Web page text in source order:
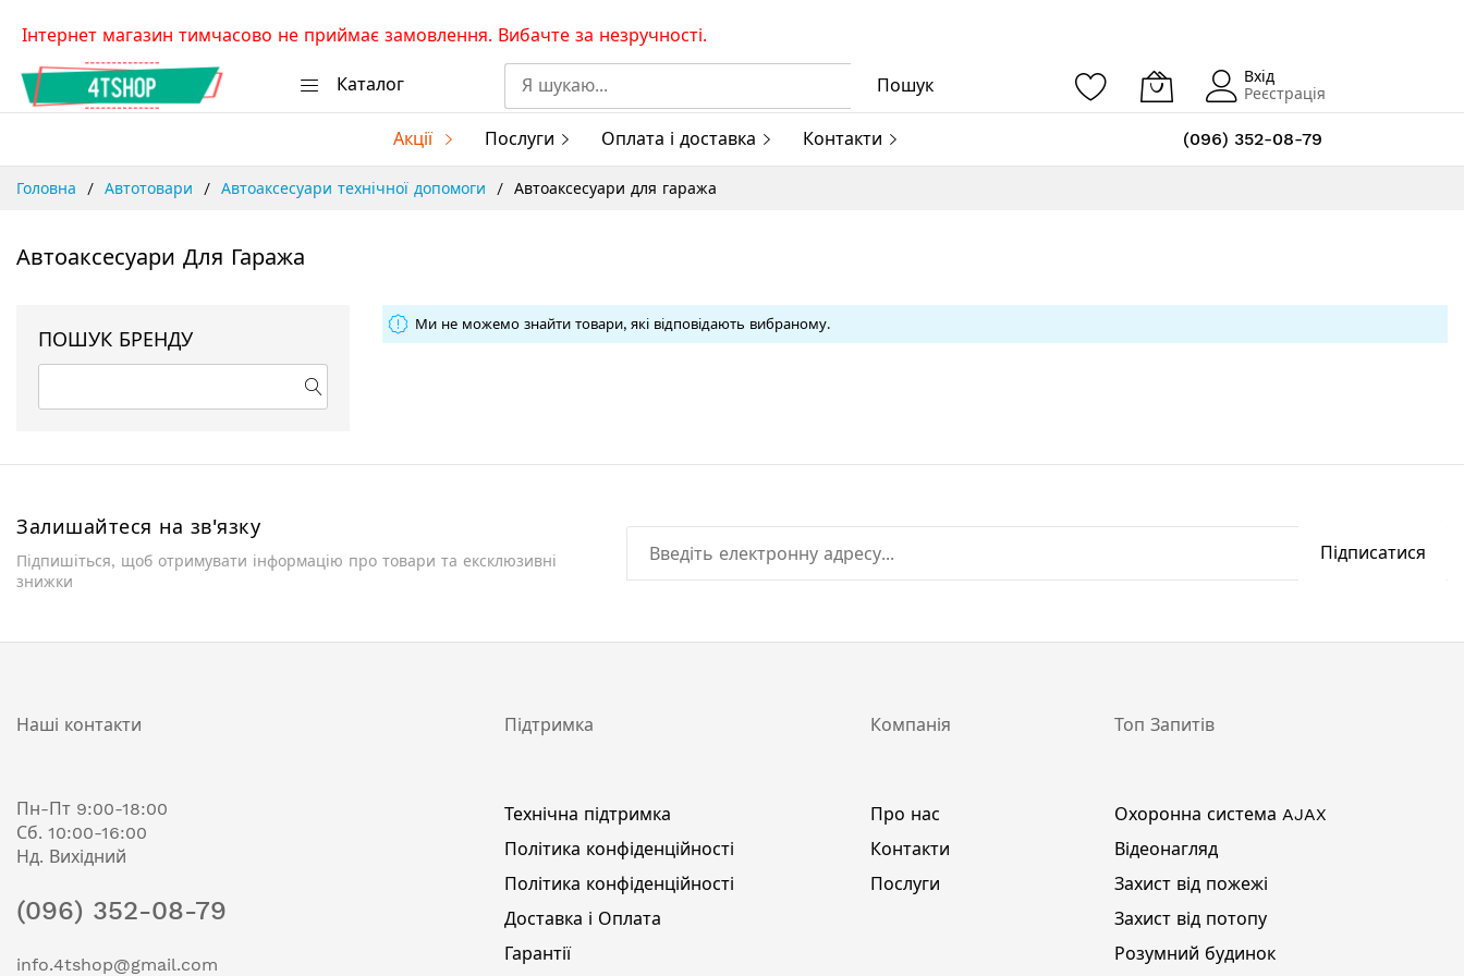
Skip
Content
Інтернет магазин тимчасово не приймає замовлення. Вибачте за незручності.
Каталог Пошук
Вхід
Реєстрація
Акції Послуги Оплата і доставка Контакти (096) 352-08-79
Головна Автотовари Автоаксесуари технічної допомоги Автоаксесуари для гаража
Автоаксесуари Для Гаража
Ми не можемо знайти товари, які відповідають вибраному.
ПОШУК БРЕНДУ
Залишайтеся на зв'язку
Підпишіться, щоб отримувати інформацію про товари та ексклюзивні
знижки
Підписатися
Наші контакти
Пн-Пт 9:00-18:00
Сб. 10:00-16:00
Нд. Вихідний
(096) 352-08-79
info.4tshop@gmail.com
Підтримка
Технічна підтримка
Політика конфіденційності
Політика конфіденційності
Доставка і Оплата
Гарантії
Компанія
Про нас
Контакти
Послуги
Топ Запитів
Охоронна система AJAX
Відеонагляд
Захист від пожежі
Захист від потопу
Розумний будинок